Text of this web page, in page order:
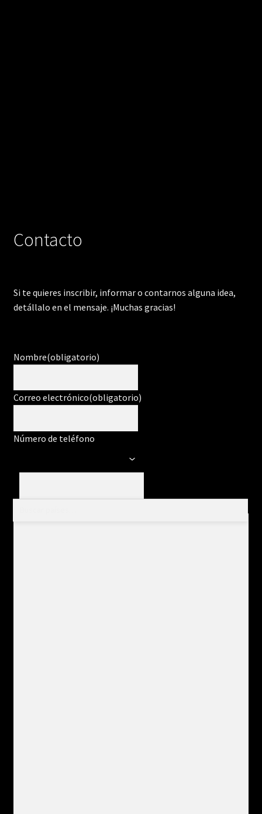
Contacto
Si te quieres inscribir, informar o contarnos alguna idea,
detállalo en el mensaje. ¡Muchas gracias!
Nombre(obligatorio)
Correo electrónico(obligatorio)
Número de teléfono